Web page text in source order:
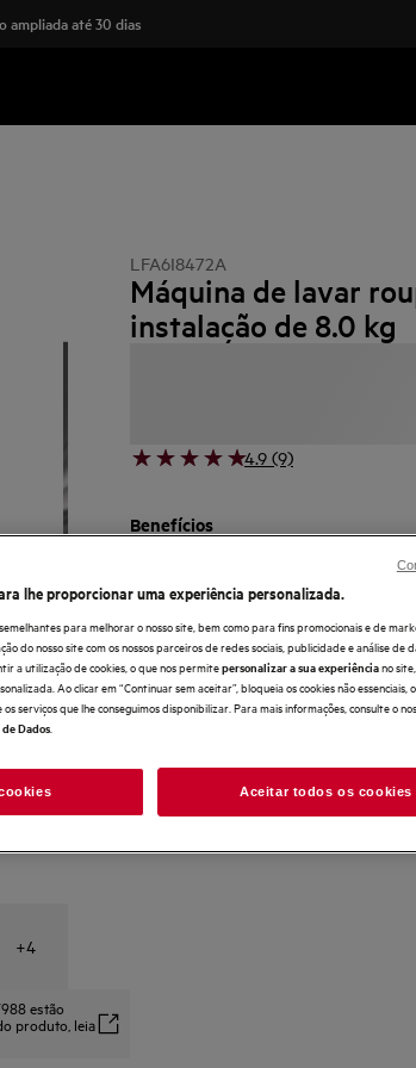
ampliada até 30 dias
+4
estão
produto, leia
LFA6I8472A
Máquina de lavar
instalação de 8.0 kg
4.9 (9)
Benefícios
Deteta automaticamente o tamanho de
personalizado
Os suaves jatos de água levantam
lhe proporcionar uma experiência personalizada.
para melhorar o nosso site, bem como para fins promocionais e de
do nosso site com os nossos parceiros de redes sociais, publicidade e análise de
a utilização de cookies, o que nos permitepersonalizar a sua experiênciano
Ao clicar em “Continuar sem aceitar”, bloqueia os cookies não essenciais,
serviços que lhe conseguimos disponibilizar. Para mais informações, consulte o
Dados
Aceitar todos os cookies